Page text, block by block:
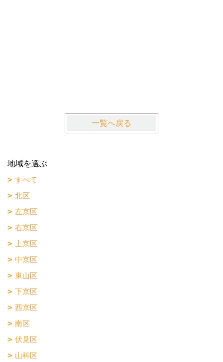
一覧へ戻る
地域を選ぶ
すべて
北区
左京区
右京区
上京区
中京区
東山区
下京区
西京区
南区
伏見区
山科区